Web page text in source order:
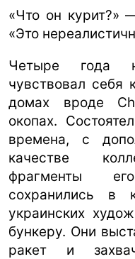
«Что он курит?»
«Это
Четыре года
чувствовал себя
домах вроде
окопах.
времена, с
качестве
фрагменты
сохранились в
украинских
бункеру. Они
ракет и